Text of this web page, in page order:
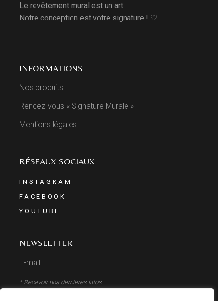
Le revêtement mural est un art.
Notre conception est votre signature ! ♡
INFORMATIONS
Nos produits
Rendez-vous « Signature Murale »
Mentions légales
RÉSEAUX SOCIAUX
INSTAGRAM
FACEBOOK
YOUTUBE
NEWSLETTER
* Recevoir nos dernières infos